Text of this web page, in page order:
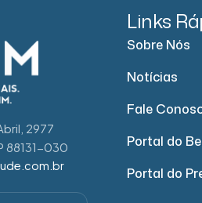
2977
88131-030
Links
Sobre Nós
Notícias
Fale
Portal do
Portal do